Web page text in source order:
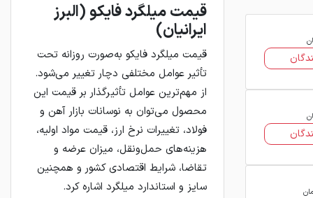
قیمت میلگرد فایکو (البرز
ایرانیان)
قیمت میلگرد فایکو به‌صورت روزانه تحت
تأثیر عوامل مختلفی دچار تغییر می‌شود.
از مهم‌ترین عوامل تأثیرگذار بر قیمت این
محصول می‌توان به نوسانات بازار آهن و
فولاد، تغییرات نرخ ارز، قیمت مواد اولیه،
هزینه‌های حمل‌ونقل، میزان عرضه و
تقاضا، شرایط اقتصادی کشور و همچنین
سایز و استاندارد میلگرد اشاره کرد.